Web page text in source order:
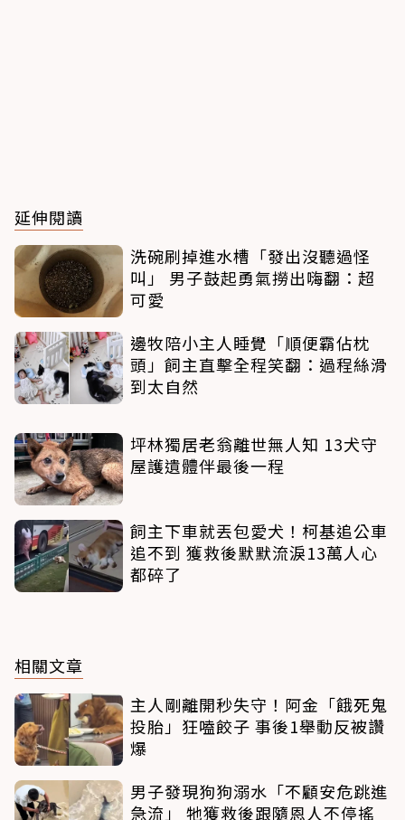
延伸閱讀
洗碗刷掉進水槽「發出沒聽過怪
叫」 男子鼓起勇氣撈出嗨翻：超
可愛
邊牧陪小主人睡覺「順便霸佔枕
頭」飼主直擊全程笑翻：過程絲滑
到太自然
坪林獨居老翁離世無人知 13犬守
屋護遺體伴最後一程
飼主下車就丟包愛犬！柯基追公車
追不到 獲救後默默流淚13萬人心
都碎了
相關文章
主人剛離開秒失守！阿金「餓死鬼
投胎」狂嗑餃子 事後1舉動反被讚
爆
男子發現狗狗溺水「不顧安危跳進
急流」 牠獲救後跟隨恩人不停搖